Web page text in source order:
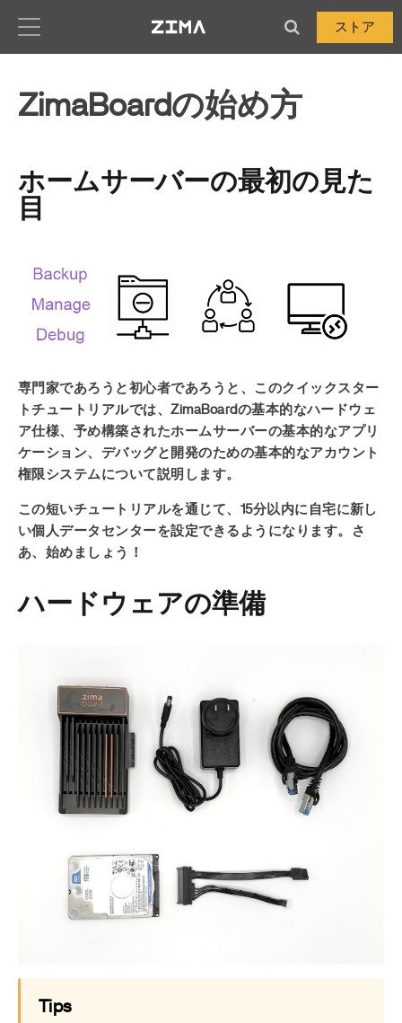
ストア
ZimaBoardの始め方
ホームサーバーの最初の見た
目
専門家であろうと初心者であろうと、このクイックスター
トチュートリアルでは、ZimaBoardの基本的なハードウェ
ア仕様、予め構築されたホームサーバーの基本的なアプリ
ケーション、デバッグと開発のための基本的なアカウント
権限システムについて説明します。
この短いチュートリアルを通じて、15分以内に自宅に新し
い個人データセンターを設定できるようになります。さ
あ、始めましょう！
ハードウェアの準備
Tips